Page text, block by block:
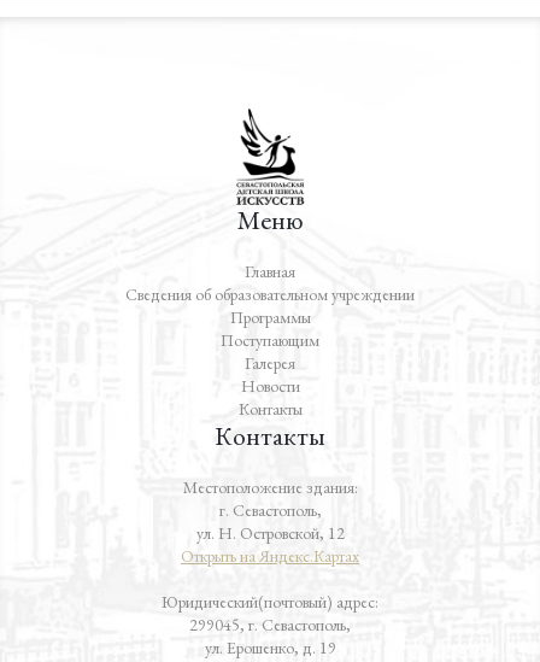
Меню
Главная
Сведения об образовательном учреждении
Программы
Поступающим
Галерея
Новости
Контакты
Контакты
Местоположение здания:
г. Севастополь,
ул. Н. Островской, 12
Открыть на Яндекс.Картах
Юридический(почтовый) адрес:
299045, г. Севастополь,
ул. Ерошенко, д. 19